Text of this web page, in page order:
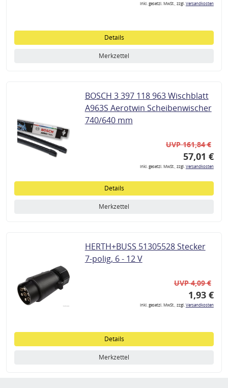
inkl. gesetzl. MwSt., zzgl.Versandkosten
Details
Merkzettel
BOSCH 3 397 118 963 Wischblatt
A963S Aerotwin Scheibenwischer
740/640 mm
UVP 161,84 €
57,01 €
inkl. gesetzl. MwSt., zzgl.Versandkosten
Details
Merkzettel
HERTH+BUSS 51305528 Stecker
7-polig, 6 - 12 V
UVP 4,09 €
1,93 €
inkl. gesetzl. MwSt., zzgl.Versandkosten
Details
Merkzettel